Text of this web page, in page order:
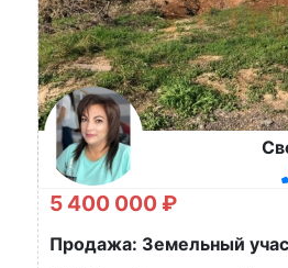
5 400 000 ₽
Продажа: Земельный